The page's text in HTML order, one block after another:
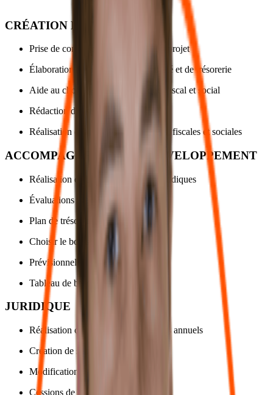
CRÉATION D’ENTREPRISE
Prise de connaissance et analyse du projet
Élaboration du prévisionnel d’activité et de trésorerie
Aide au choix des statuts juridique, fiscal et social
Rédaction des statuts
Réalisation des formalités juridiques, fiscales et sociales
ACCOMPAGNEMENT AU DÉVELOPPEMENT
Réalisation de budgets et suivis périodiques
Évaluations d’entreprises
Plan de trésorerie
Choisir le bon statut
Prévisionnel
Tableau de bord
JURIDIQUE
Réalisation des documents juridiques annuels
Création de société
Modifications
Cessions de parts sociales